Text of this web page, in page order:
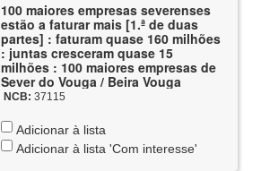
100 maiores empresas severenses
estão a faturar mais [1.ª de duas
partes] : faturam quase 160 milhões
: juntas cresceram quase 15
milhões : 100 maiores empresas de
Sever do Vouga / Beira Vouga
NCB: 37115
Adicionar à lista
Adicionar à lista 'Com interesse'